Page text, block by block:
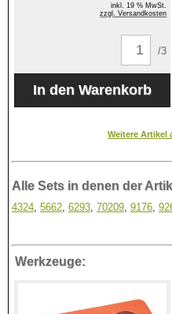
inkl. 19 % MwSt.
zzgl. Versandkosten
/3
Weitere Artikel
Alle Sets in denen der
4324 5662 6293 70209 9176
Werkzeuge: